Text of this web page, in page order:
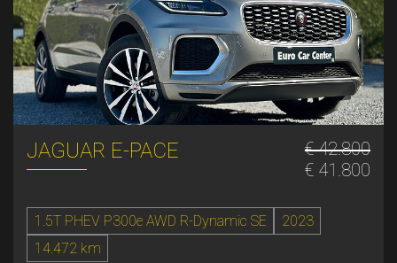
JAGUAR E-PACE
€ 42.800
€ 41.800
1.5T PHEV P300e AWD R-Dynamic SE
2023
14.472 km